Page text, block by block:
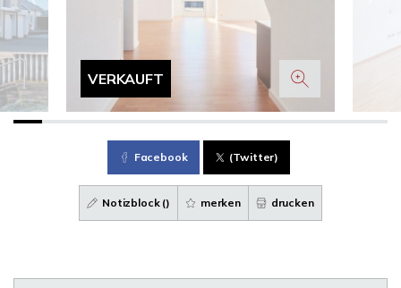
VERKAUFT
Facebook (Twitter)
Notizblock () merken drucken